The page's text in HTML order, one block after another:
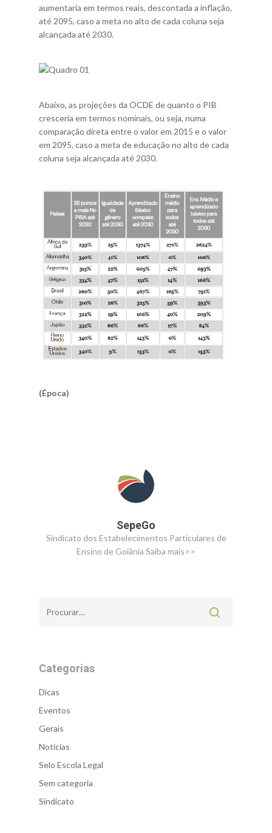
aumentaria em termos reais, descontada a inflação,
até 2095, caso a meta no alto de cada coluna seja
alcançada até 2030.
Abaixo, as projeções da OCDE de quanto o PIB
cresceria em termos nominais, ou seja, numa
comparação direta entre o valor em 2015 e o valor
em 2095, caso a meta de educação no alto de cada
coluna seja alcançada até 2030.
(Época)
SepeGo
Sindicato dos Estabelecimentos Particulares de
Ensino de Goiânia Saiba mais>>
Categorias
Dicas
Eventos
Gerais
Notícias
Selo Escola Legal
Sem categoria
Sindicato